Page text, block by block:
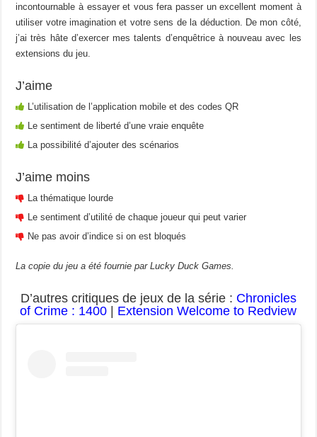
incontournable à essayer et vous fera passer un excellent moment à
utiliser votre imagination et votre sens de la déduction. De mon côté,
j’ai très hâte d’exercer mes talents d’enquêtrice à nouveau avec les
extensions du jeu.
J’aime
L’utilisation de l’application mobile et des codes QR
Le sentiment de liberté d’une vraie enquête
La possibilité d’ajouter des scénarios
J’aime moins
La thématique lourde
Le sentiment d’utilité de chaque joueur qui peut varier
Ne pas avoir d’indice si on est bloqués
La copie du jeu a été fournie par Lucky Duck Games.
D’autres critiques de jeux de la série : Chronicles
of Crime : 1400
Extension Welcome to Redview